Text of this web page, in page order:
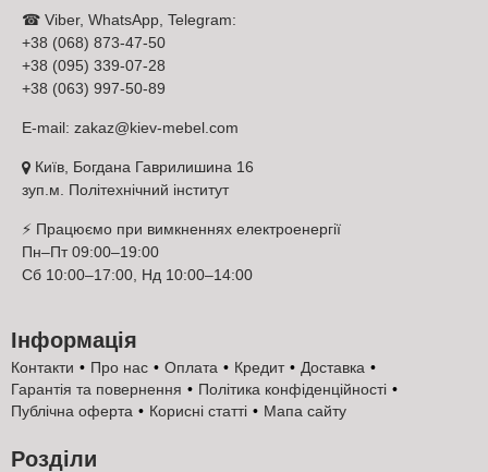
☎ Viber, WhatsApp, Telegram:
+38 (068) 873-47-50
+38 (095) 339-07-28
+38 (063) 997-50-89
E-mail: zakaz@kiev-mebel.com
Київ, Богдана Гаврилишина 16
зуп.м. Політехнічний інститут
⚡ Працюємо при вимкненнях електроенергії
Пн–Пт 09:00–19:00
Сб 10:00–17:00, Нд 10:00–14:00
Інформація
Контакти Про нас Оплата Кредит
Доставка
Гарантія та повернення
Політика конфіденційності
Публічна оферта
Корисні статті Мапа сайту
Розділи